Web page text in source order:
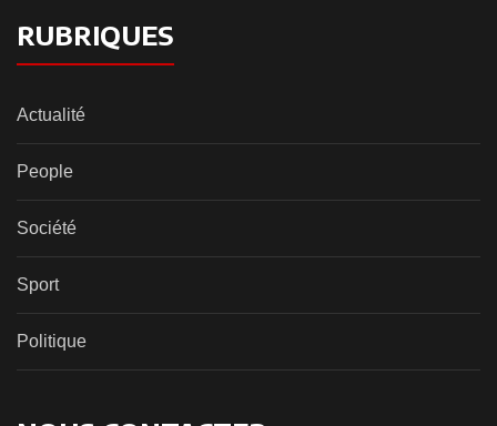
RUBRIQUES
Actualité
People
Société
Sport
Politique